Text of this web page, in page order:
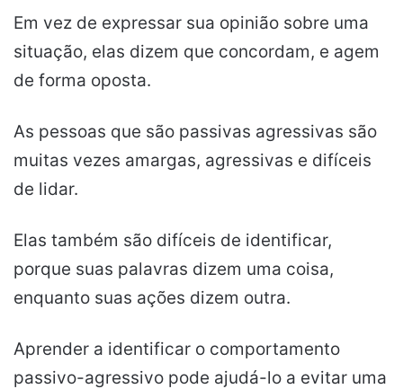
Em vez de expressar sua opinião sobre uma
situação, elas dizem que concordam, e agem
de forma oposta.
As pessoas que são passivas agressivas são
muitas vezes amargas, agressivas e difíceis
de lidar.
Elas também são difíceis de identificar,
porque suas palavras dizem uma coisa,
enquanto suas ações dizem outra.
Aprender a identificar o comportamento
passivo-agressivo pode ajudá-lo a evitar uma